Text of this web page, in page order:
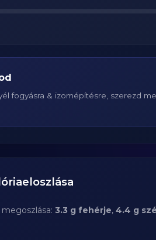
fogyásra & izomépítésre, szerezd
3.3 g fehérje, 4.4 g